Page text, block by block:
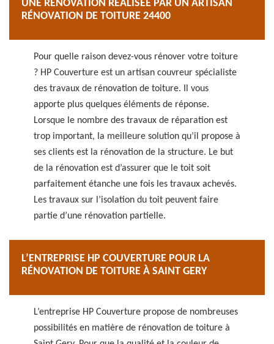
UNE RÉNOVATION RÉALISÉE PAR UN ARTISAN
RÉNOVATION DE TOITURE 24400
Pour quelle raison devez-vous rénover votre toiture
? HP Couverture est un artisan couvreur spécialiste
des travaux de rénovation de toiture. Il vous
apporte plus quelques éléments de réponse.
Lorsque le nombre des travaux de réparation est
trop important, la meilleure solution qu’il propose à
ses clients est la rénovation de la structure. Le but
de la rénovation est d’assurer que le toit soit
parfaitement étanche une fois les travaux achevés.
Les travaux sur l’isolation du toit peuvent faire
partie d’une rénovation partielle.
L’ENTREPRISE HP COUVERTURE POUR LA
RÉNOVATION DE TOITURE À SAINT GERY
L’entreprise HP Couverture propose de nombreuses
possibilités en matière de rénovation de toiture à